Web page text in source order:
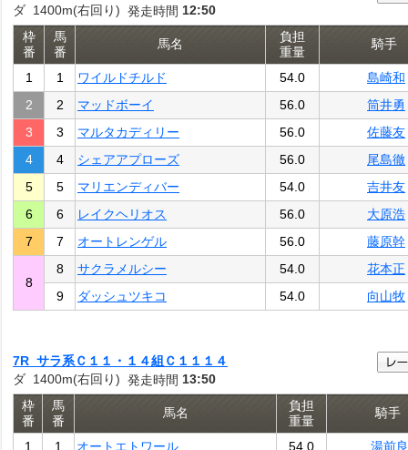
ダ 1400m(右回り) 発走時間 12:50
枠
番
馬
番
馬名
負担
重量
騎手
1 1 ワイルドチルド 54.0
島崎和
2
2 マッドボーイ 56.0
筒井勇
3
3 マルタカディリー 56.0
佐藤友
4
4 シェアアプローズ 56.0
尾島徹
5
5 マリエンディバー 54.0
吉井友
6
6 レイクヘリオス 56.0
大原浩
7
7 オートレンゲル 56.0 藤原幹
8
8 サクラメルシー 54.0
花本正
9
ダッシュツキコ 54.0 向山牧
7R サラ系Ｃ１１・１４組Ｃ１１１４
ダ 1400m(右回り) 発走時間 13:50
枠
番
馬
番
馬名
負担
重量
騎手
1 1 オートエトワール 54.0
湯前良